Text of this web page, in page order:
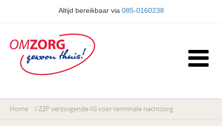
Altijd bereikbaar via 085-0160238
Home / ZZP verzorgende-IG voor terminale nachtzorg